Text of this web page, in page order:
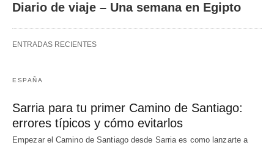
Diario de viaje – Una semana en Egipto
ENTRADAS RECIENTES
ESPAÑA
Sarria para tu primer Camino de Santiago:
errores típicos y cómo evitarlos
Empezar el Camino de Santiago desde Sarria es como lanzarte a